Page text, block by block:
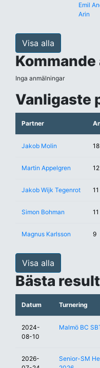
Emil
Arin
Visa alla
Inga anmälningar
Vanligaste
Partner
Jakob Molin 18
Martin Appelgren 12
Jakob Wijk Tegenrot 11
Simon Bohman 11
Magnus Karlsson 9
Visa alla
Bästa
Datum Turnering
2024-
08-10
Malmö BC
2026-
Senior-SM